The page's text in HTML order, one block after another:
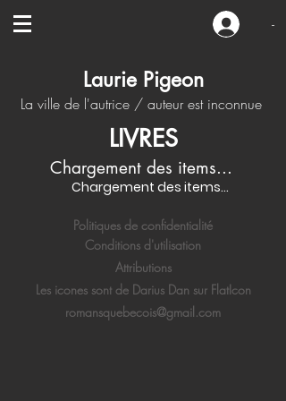
-
Laurie Pigeon
La ville de l'autrice / auteur est inconnue
LIVRES
Chargement des items...
Chargement des items...
Politiques de confidentialité
Conditions d'utilisation
Attributions
Les icones sont de Darius Dan sur FlatIcon
romansquebecois@gmail.com